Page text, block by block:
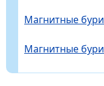
Магнитные
Магнитные